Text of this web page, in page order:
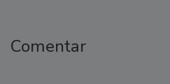
Comentar